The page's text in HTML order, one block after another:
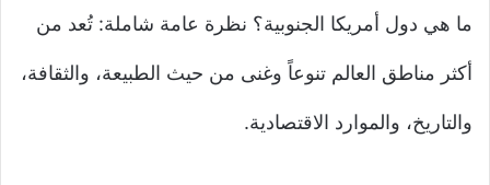
ما هي دول أمريكا الجنوبية؟ نظرة عامة شاملة: تُعد من
أكثر مناطق العالم تنوعاً وغنى من حيث الطبيعة، والثقافة،
والتاريخ، والموارد الاقتصادية.